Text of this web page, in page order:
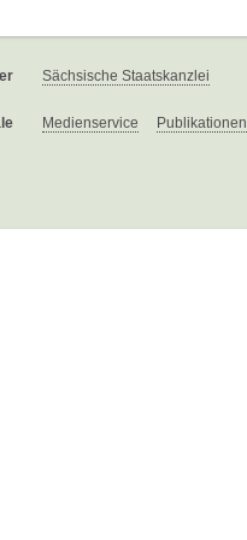
Sächsische Staatskanzlei
Medienservice Publikationen